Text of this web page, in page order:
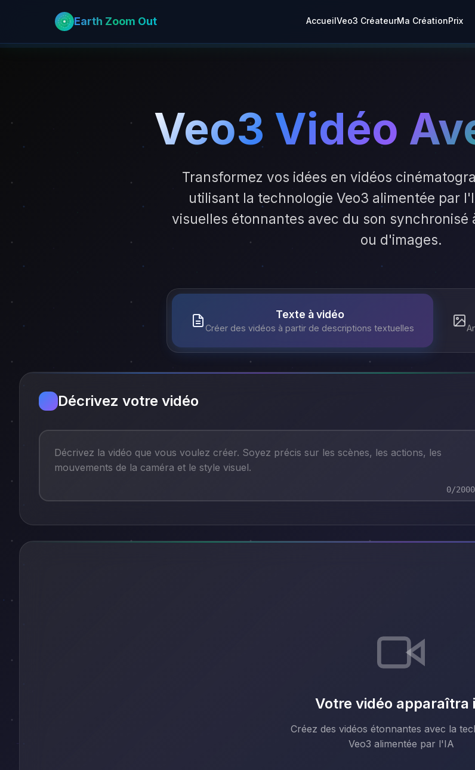
Earth Zoom Out AccueilVeo3 CréateurMa CréationPrix
Veo3 Vidéo
Transformez vos idées en vidéos
utilisant la technologie Veo3 alimentée par
visuelles étonnantes avec du son synchronisé
ou d'images.
Texte à vidéo
Créer des vidéos à partir de descriptions textuelles
Décrivez votre vidéo
0/2000
Votre vidéo apparaîtra
Créez des vidéos étonnantes avec la
Veo3 alimentée par l'IA